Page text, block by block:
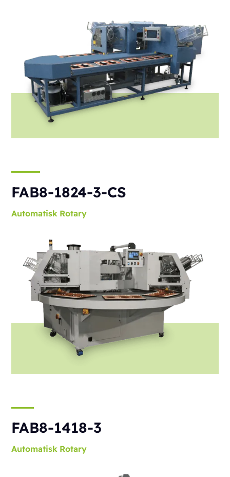
FAB8-1824-3-CS
Automatisk Rotary
FAB8-1418-3
Automatisk Rotary